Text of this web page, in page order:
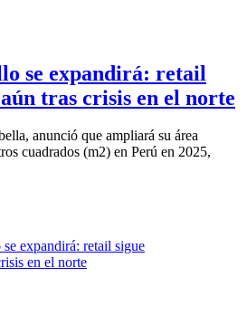
se expandirá: retail
tras crisis en el norte
anunció que ampliará su área
cuadrados (m2) en Perú en 2025,